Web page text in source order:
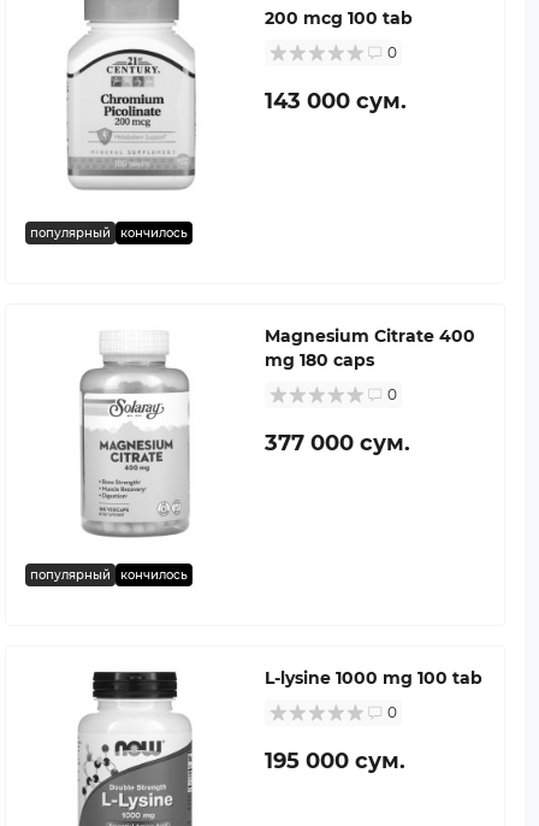
популярный кончилось
200 mcg 100 tab
0
143 000 сум.
популярный кончилось
Magnesium Citrate 400
mg 180 caps
0
377 000 сум.
L-lysine 1000 mg 100 tab
0
195 000 сум.